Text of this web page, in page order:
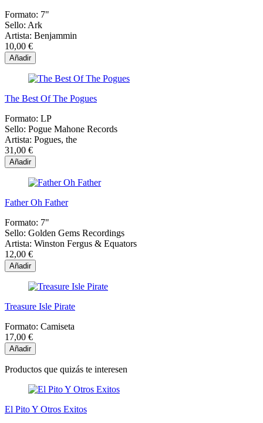
Formato: 7"
Sello: Ark
Artista: Benjammin
10,00 €
Añadir
The Best Of The Pogues
Formato: LP
Sello: Pogue Mahone Records
Artista: Pogues, the
31,00 €
Añadir
Father Oh Father
Formato: 7"
Sello: Golden Gems Recordings
Artista: Winston Fergus & Equators
12,00 €
Añadir
Treasure Isle Pirate
Formato: Camiseta
17,00 €
Añadir
Productos que quizás te interesen
El Pito Y Otros Exitos